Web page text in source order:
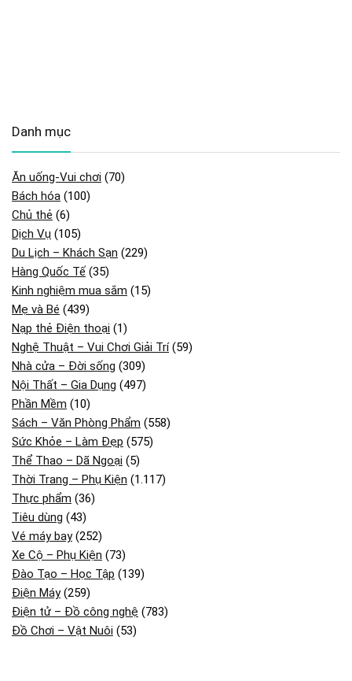
Danh mục
Ăn uống-Vui chơi (70)
Bách hóa (100)
Chủ thẻ (6)
Dịch Vụ (105)
Du Lịch – Khách Sạn (229)
Hàng Quốc Tế (35)
Kinh nghiệm mua sắm (15)
Mẹ và Bé (439)
Nạp thẻ Điện thoại (1)
Nghệ Thuật – Vui Chơi Giải Trí(59)
Nhà cửa – Đời sống (309)
Nội Thất – Gia Dụng (497)
Phần Mềm (10)
Sách – Văn Phòng Phẩm (558)
Sức Khỏe – Làm Đẹp (575)
Thể Thao – Dã Ngoại (5)
Thời Trang – Phụ Kiện (1.117)
Thực phẩm (36)
Tiêu dùng (43)
Vé máy bay(252)
Xe Cộ – Phụ Kiện (73)
Đào Tạo – Học Tập (139)
Điện Máy(259)
Điện tử – Đồ công nghệ (783)
Đồ Chơi – Vật Nuôi (53)